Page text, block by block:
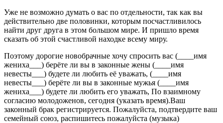
Уже не возможно думать о вас по отдельности, так как вы
действительно две половинки, которым посчастливилось
найти друг друга в этом большом мире. И пришло время
сказать об этой счастливой находке всему миру.
Поэтому дорогие новобрачные хочу спросить вас (____имя
жениха___) берёте ли вы в законные жены (____имя
невесты___) будете ли любить её уважать, (____имя
невесты___) берёте ли вы в законные мужья (____имя
жениха___) будете ли любить его уважать, По взаимному
согласию молодоженов, сегодня (указать время).Ваш
законный брак регистрируется. Пожалуйста, подтвердите ваш
семейный союз, распишитесь пожалуйста (музыка)